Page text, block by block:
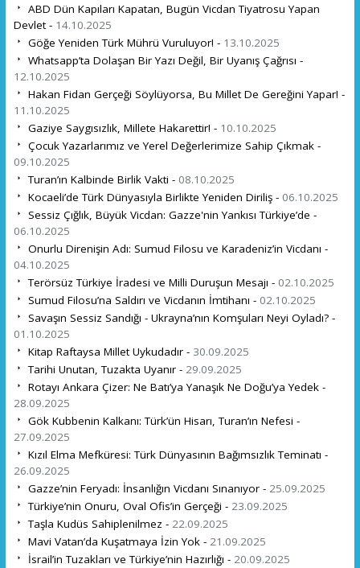
ABD Dün Kapıları Kapatan, Bugün Vicdan Tiyatrosu Yapan
Devlet - 14.10.2025
Göğe Yeniden Türk Mührü Vuruluyor! - 13.10.2025
Whatsapp’ta Dolaşan Bir Yazı Değil, Bir Uyanış Çağrısı -
12.10.2025
Hakan Fidan Gerçeği Söylüyorsa, Bu Millet De Gereğini Yapar! -
11.10.2025
Gaziye Saygısızlık, Millete Hakarettir! - 10.10.2025
Çocuk Yazarlarımız ve Yerel Değerlerimize Sahip Çıkmak -
09.10.2025
Turan’ın Kalbinde Birlik Vakti - 08.10.2025
Kocaeli’de Türk Dünyasıyla Birlikte Yeniden Diriliş - 06.10.2025
Sessiz Çığlık, Büyük Vicdan: Gazze'nin Yankısı Türkiye’de -
06.10.2025
Onurlu Direnişin Adı: Sumud Filosu ve Karadeniz’in Vicdanı -
04.10.2025
Terörsüz Türkiye İradesi ve Milli Duruşun Mesajı - 02.10.2025
Sumud Filosu’na Saldırı ve Vicdanın İmtihanı - 02.10.2025
Savaşın Sessiz Sandığı - Ukrayna’nın Komşuları Neyi Oyladı? -
01.10.2025
Kitap Raftaysa Millet Uykudadır - 30.09.2025
Tarihi Unutan, Tuzakta Uyanır - 29.09.2025
Rotayı Ankara Çizer: Ne Batı’ya Yanaşık Ne Doğu’ya Yedek -
28.09.2025
Gök Kubbenin Kalkanı: Türk’ün Hisarı, Turan’ın Nefesi -
27.09.2025
Kızıl Elma Mefküresi: Türk Dünyasının Bağımsızlık Teminatı -
26.09.2025
Gazze’nin Feryadı: İnsanlığın Vicdanı Sınanıyor - 25.09.2025
Türkiye’nin Onuru, Oval Ofis’in Gerçeği - 23.09.2025
Taşla Kudüs Sahiplenilmez - 22.09.2025
Mavi Vatan’da Kuşatmaya İzin Yok - 21.09.2025
İsrail’in Tuzakları ve Türkiye’nin Hazırlığı - 20.09.2025